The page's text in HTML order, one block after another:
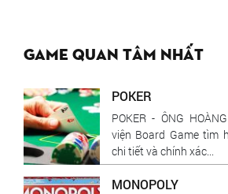
Game quan tâm nhất
POKER
POKER - ÔNG
viện Board Game tìm
chi tiết và chính xác...
MONOPOLY